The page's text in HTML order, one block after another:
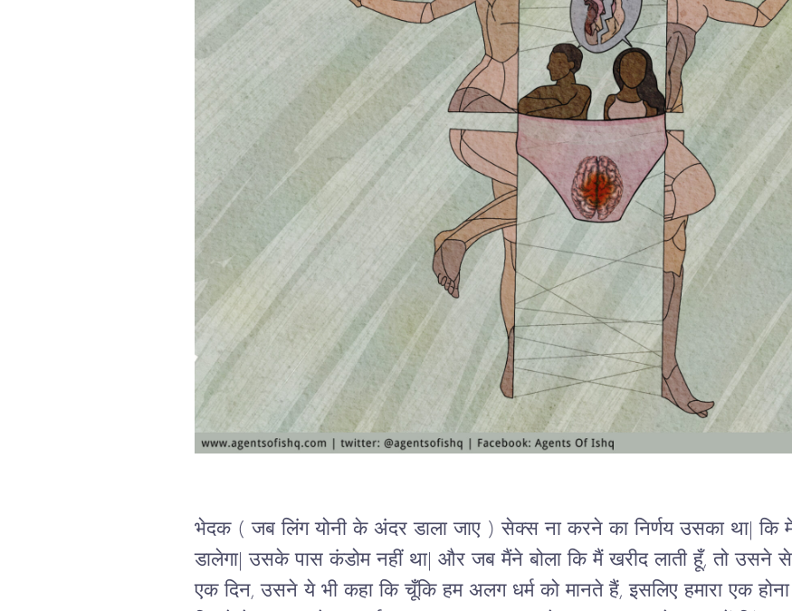
भेदक ( जब लिंग योनी के अंदर डाला जाए ) सेक्स ना करने का निर्णय उसका था| कि
डालेगा| उसके पास कंडोम नहीं था| और जब मैंने बोला कि मैं खरीद लाती हूँ, तो उसने
एक दिन, उसने ये भी कहा कि चूँकि हम अलग धर्म को मानते हैं, इसलिए हमारा एक होना